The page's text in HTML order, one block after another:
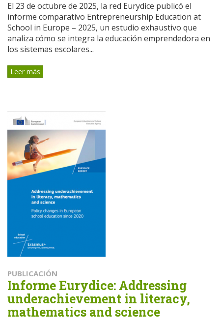
El 23 de octubre de 2025, la red Eurydice publicó el
informe comparativo Entrepreneurship Education at
School in Europe – 2025, un estudio exhaustivo que
analiza cómo se integra la educación emprendedora en
los sistemas escolares...
Leer más
PUBLICACIÓN
Informe Eurydice: Addressing
underachievement in literacy,
mathematics and science